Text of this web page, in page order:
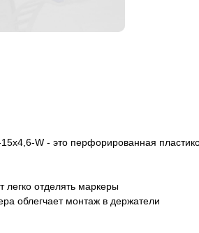
W - это перфорированная
легко отделять маркеры
облегчает монтаж в держатели